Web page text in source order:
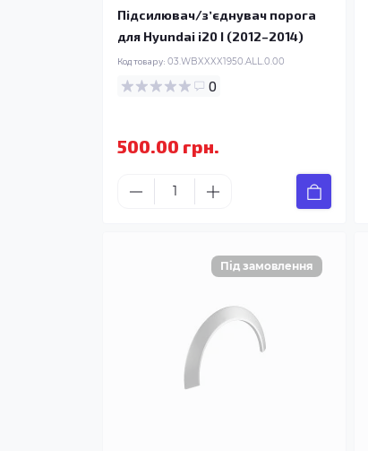
Підсилювач/зʼєднувач порога
для Hyundai i20 I (2012–2014)
Код товару: 03.WBXXXX1950.ALL.0.00
0
500.00 грн.